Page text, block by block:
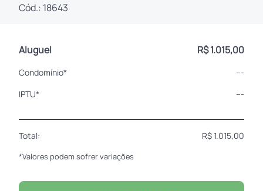
Cód.: 18643
Aluguel R$ 1.015,00
Condomínio*
---
IPTU*
---
Total: R$ 1.015,00
*Valores podem sofrer variações